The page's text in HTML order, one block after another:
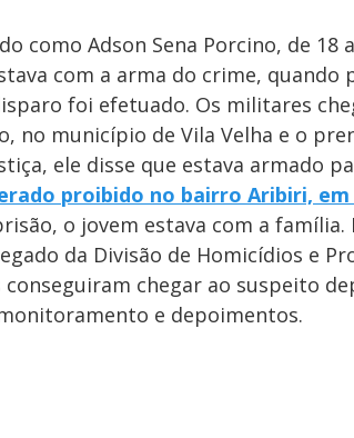
como Adson Sena Porcino, de
com a arma do crime, quando
foi efetuado. Os militares
no município de Vila Velha e o
ele disse que estava armado
proibido no bairro Aribiri, em
o jovem estava com a
da Divisão de Homicídios e
chegar ao suspeito
e depoimentos.